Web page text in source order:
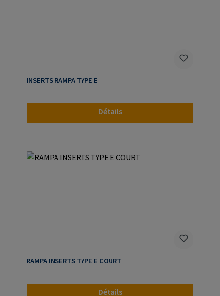
INSERTS RAMPA TYPE E
Détails
RAMPA INSERTS TYPE E COURT
Détails